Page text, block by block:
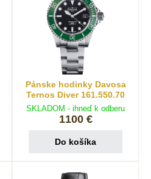
Pánske hodinky Davosa
Ternos Diver 161.550.70
SKLADOM - ihneď k odberu
1100 €
Do košíka